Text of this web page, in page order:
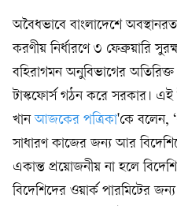
অবৈধভাবে বাংলাদেশে
করণীয় নির্ধারণে ৩ ফেব্রুয়ারি
বহিরাগমন অনুবিভাগের
টাস্কফোর্স গঠন করে সরকার। এই
খানআজকের পত্রিকা'কে বলেন,
সাধারণ কাজের জন্য আর
একান্ত প্রয়োজনীয় না হলে
বিদেশিদের ওয়ার্ক পারমিটের